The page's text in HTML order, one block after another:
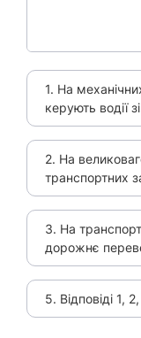
1. На
керують водії
2. На
транспортних
3. На
дорожнє
5. Відповіді 1,